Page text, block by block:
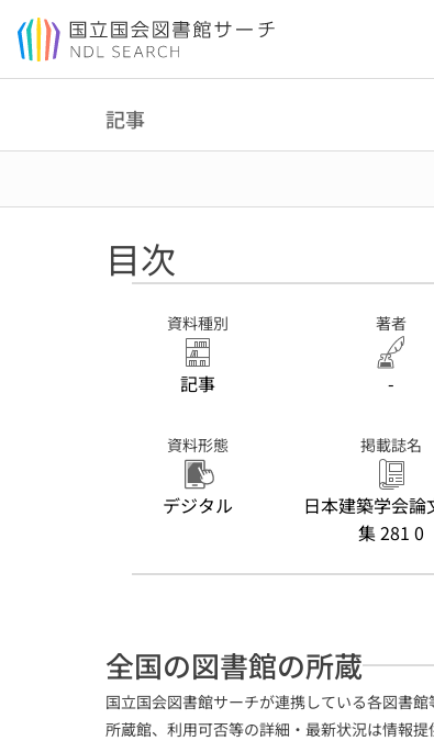
本文へ移動
記事
目次
資料種別
記事
著者
-
資料形態
デジタル
掲載誌名
日本建築学会論
集 281 0
全国の図書館の所蔵
国立国会図書館サーチが連携している各図書館
所蔵館、利用可否等の詳細・最新状況は情報